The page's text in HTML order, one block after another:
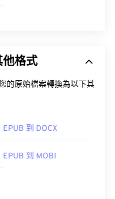
格式
的原始檔案轉換為以下其
EPUB 到 DOCX
EPUB 到 MOBI